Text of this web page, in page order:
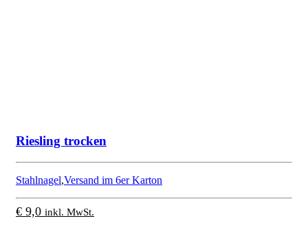
Riesling trocken
Stahlnagel,Versand im 6er Karton
€ 9,0 inkl. MwSt.